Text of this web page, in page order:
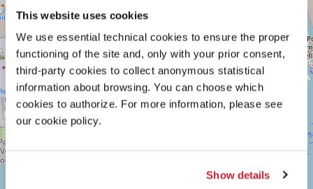
This website uses cookies
We use essential technical cookies to ensure the proper
functioning of the site and, only with your prior consent,
third-party cookies to collect anonymous statistical
information about browsing. You can choose which
cookies to authorize. For more information, please see
our cookie policy.
Show details
SESTIERE
SAN
MARCO
CALLE
RIDOTTO
1364/A
30124
VENEZIA
TEL.
0415218711
info@labiennale.org